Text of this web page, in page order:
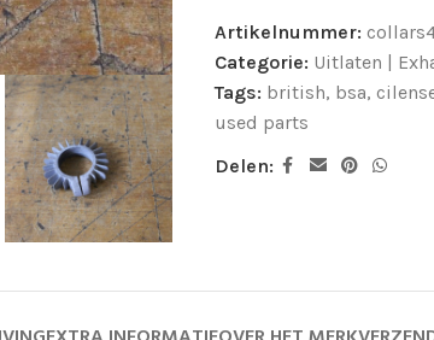
Artikelnummer:
Categorie: Uitlaten |
Tags: british, bsa,
used parts
Delen: